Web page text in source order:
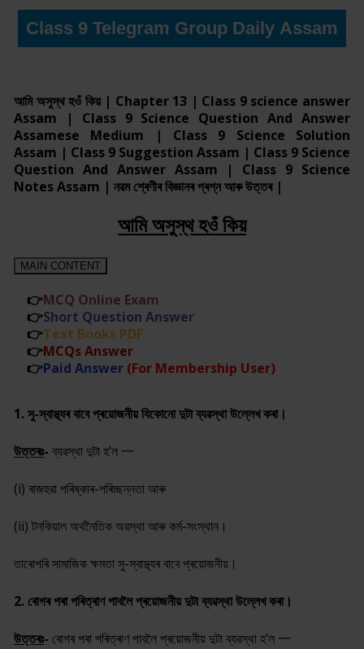
Class 9 Telegram Group Daily Assam
আমি অসুস্থ হওঁ কিয় | Chapter 13 | Class 9 science answer
Assam | Class 9 Science Question And Answer
Assamese Medium | Class 9 Science Solution
Assam | Class 9 Suggestion Assam | Class 9 Science
Question And Answer Assam | Class 9 Science
Notes Assam | নৱম শ্ৰেণীৰ বিজ্ঞানৰ প্ৰশ্ন আৰু উত্তৰ |
আমি অসুস্থ হওঁ কিয়
MAIN CONTENT
👉MCQ Online Exam
👉Short Question Answer
👉Text Books PDF
👉MCQs Answer
👉Paid Answer (For Membership User)
1.সু-স্বাস্থ্যৰ বাবে প্ৰয়োজনীয় যিকোনো দুটা ব্যৱস্থা উল্লেখ কৰা।
উত্তৰঃ- ব্যৱস্থা দুটা হ’ল 一
(i) ৰাজহুৱা পৰিষ্কাৰ-পৰিচ্ছন্নতা আৰু
(ii) টনকিয়াল অৰ্থনৈতিক অৱস্থা আৰু কৰ্ম-সংস্থান।
তাৰোপৰি সামাজিক ক্ষমতা সু-স্বাস্থ্যৰ বাবে প্ৰয়োজনীয়।
2. ৰোগৰ পৰা পৰিত্ৰাণ পাবলৈ প্ৰয়োজনীয় দুটা ব্যৱস্থা উল্লেখ কৰা।
উত্তৰঃ- ৰোগৰ পৰা পৰিত্ৰাণ পাবলৈ প্ৰয়োজনীয় দুটা ব্যৱস্থা হ’ল 一